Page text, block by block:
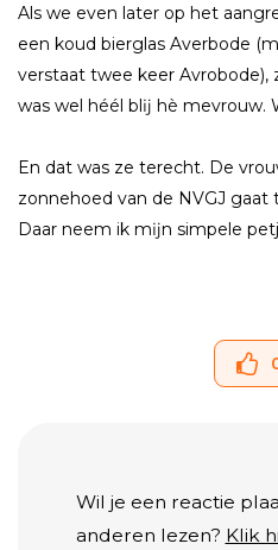
Als we even later op het
een koud bierglas Averbode
verstaat twee keer Avrobode),
was wel héél blĳ hè mevrouw.
En dat was ze terecht. De
zonnehoed van de NVGJ
Daar neem ik mĳn simpele
Wil je een reactie
anderen lezen? Klik